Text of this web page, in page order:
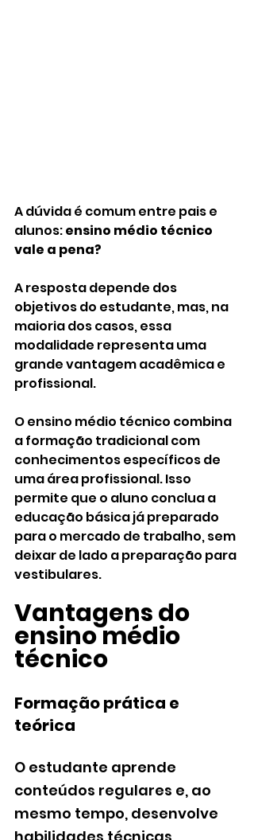
A dúvida é comum entre pais e
alunos: ensino médio técnico
vale a pena?
A resposta depende dos
objetivos do estudante, mas, na
maioria dos casos, essa
modalidade representa uma
grande vantagem acadêmica e
profissional.
O ensino médio técnico combina
a formação tradicional com
conhecimentos específicos de
uma área profissional. Isso
permite que o aluno conclua a
educação básica já preparado
para o mercado de trabalho, sem
deixar de lado a preparação para
vestibulares.
Vantagens do
ensino médio
técnico
Formação prática e
teórica
O estudante aprende
conteúdos regulares e, ao
mesmo tempo, desenvolve